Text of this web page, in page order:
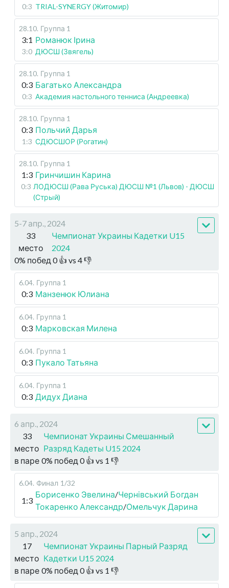
0:3 TRIAL-SYNERGY (Житомир)
28.10. Группа 1
3:1 Романюк Ірина
3:0 ДЮСШ (Звягель)
28.10. Группа 1
0:3 Багатько Александра
0:3 Академия настольного тенниса (Андреевка)
28.10. Группа 1
0:3 Польчий Дарья
1:3 СДЮСШОР (Рогатин)
28.10. Группа 1
1:3 Гринчишин Карина
0:3 ЛОДЮСШ (Рава Руська) ДЮСШ №1 (Львов) - ДЮСШ
(Стрый)
5-7 апр., 2024
33
место
Чемпионат Украины Кадетки U15
2024
0% побед 0👍 vs 4👎
6.04. Группа 1
0:3 Манзенюк Юлиана
6.04. Группа 1
0:3 Марковская Милена
6.04. Группа 1
0:3 Пукало Татьяна
6.04. Группа 1
0:3 Дидух Диана
6 апр., 2024
33
место
Чемпионат Украины Смешанный
Разряд Кадеты U15 2024
в паре 0% побед 0👍 vs 1 👎
6.04. Финал 1/32
1:3
Борисенко Эвелина/Чернівський Богдан
Токаренко Александр/Омельчук Дарина
5 апр., 2024
17
место
Чемпионат Украины Парный Разряд
Кадетки U15 2024
в паре 0% побед 0👍 vs 1 👎